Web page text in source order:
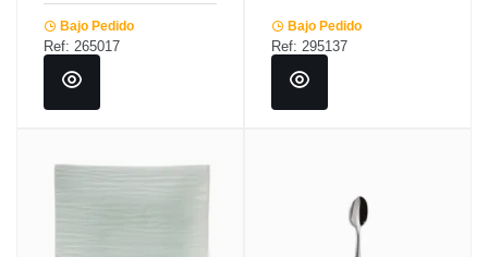
Bajo Pedido
Ref: 265017
Bajo Pedido
Ref: 295137